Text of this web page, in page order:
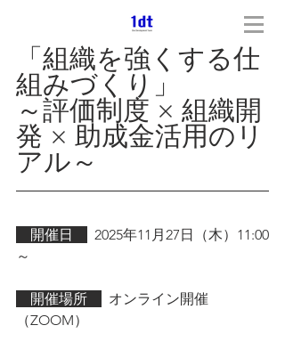
「組織を強くする仕
組みづくり」
～評価制度 × 組織開
発 × 助成金活用のリ
アル～
開催日
2025年11月27日（木）11:00
～
開催場所
  オンライン開催
（ZOOM）